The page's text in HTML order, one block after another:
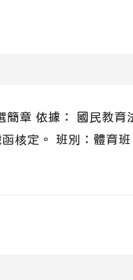
章 依據： 國民教
核定。 班別：體育